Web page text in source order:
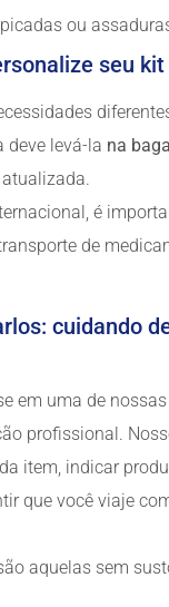
ou
seu kit
deve levá-la na
é
de
cuidando
em uma de
profissional.
item, indicar
que você viaje
aquelas sem